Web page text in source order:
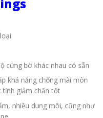
cứng bờ khác nhau có sẵn
khả năng chống mài mòn
tính giảm chấn tốt
nhiều dung môi, cũng như